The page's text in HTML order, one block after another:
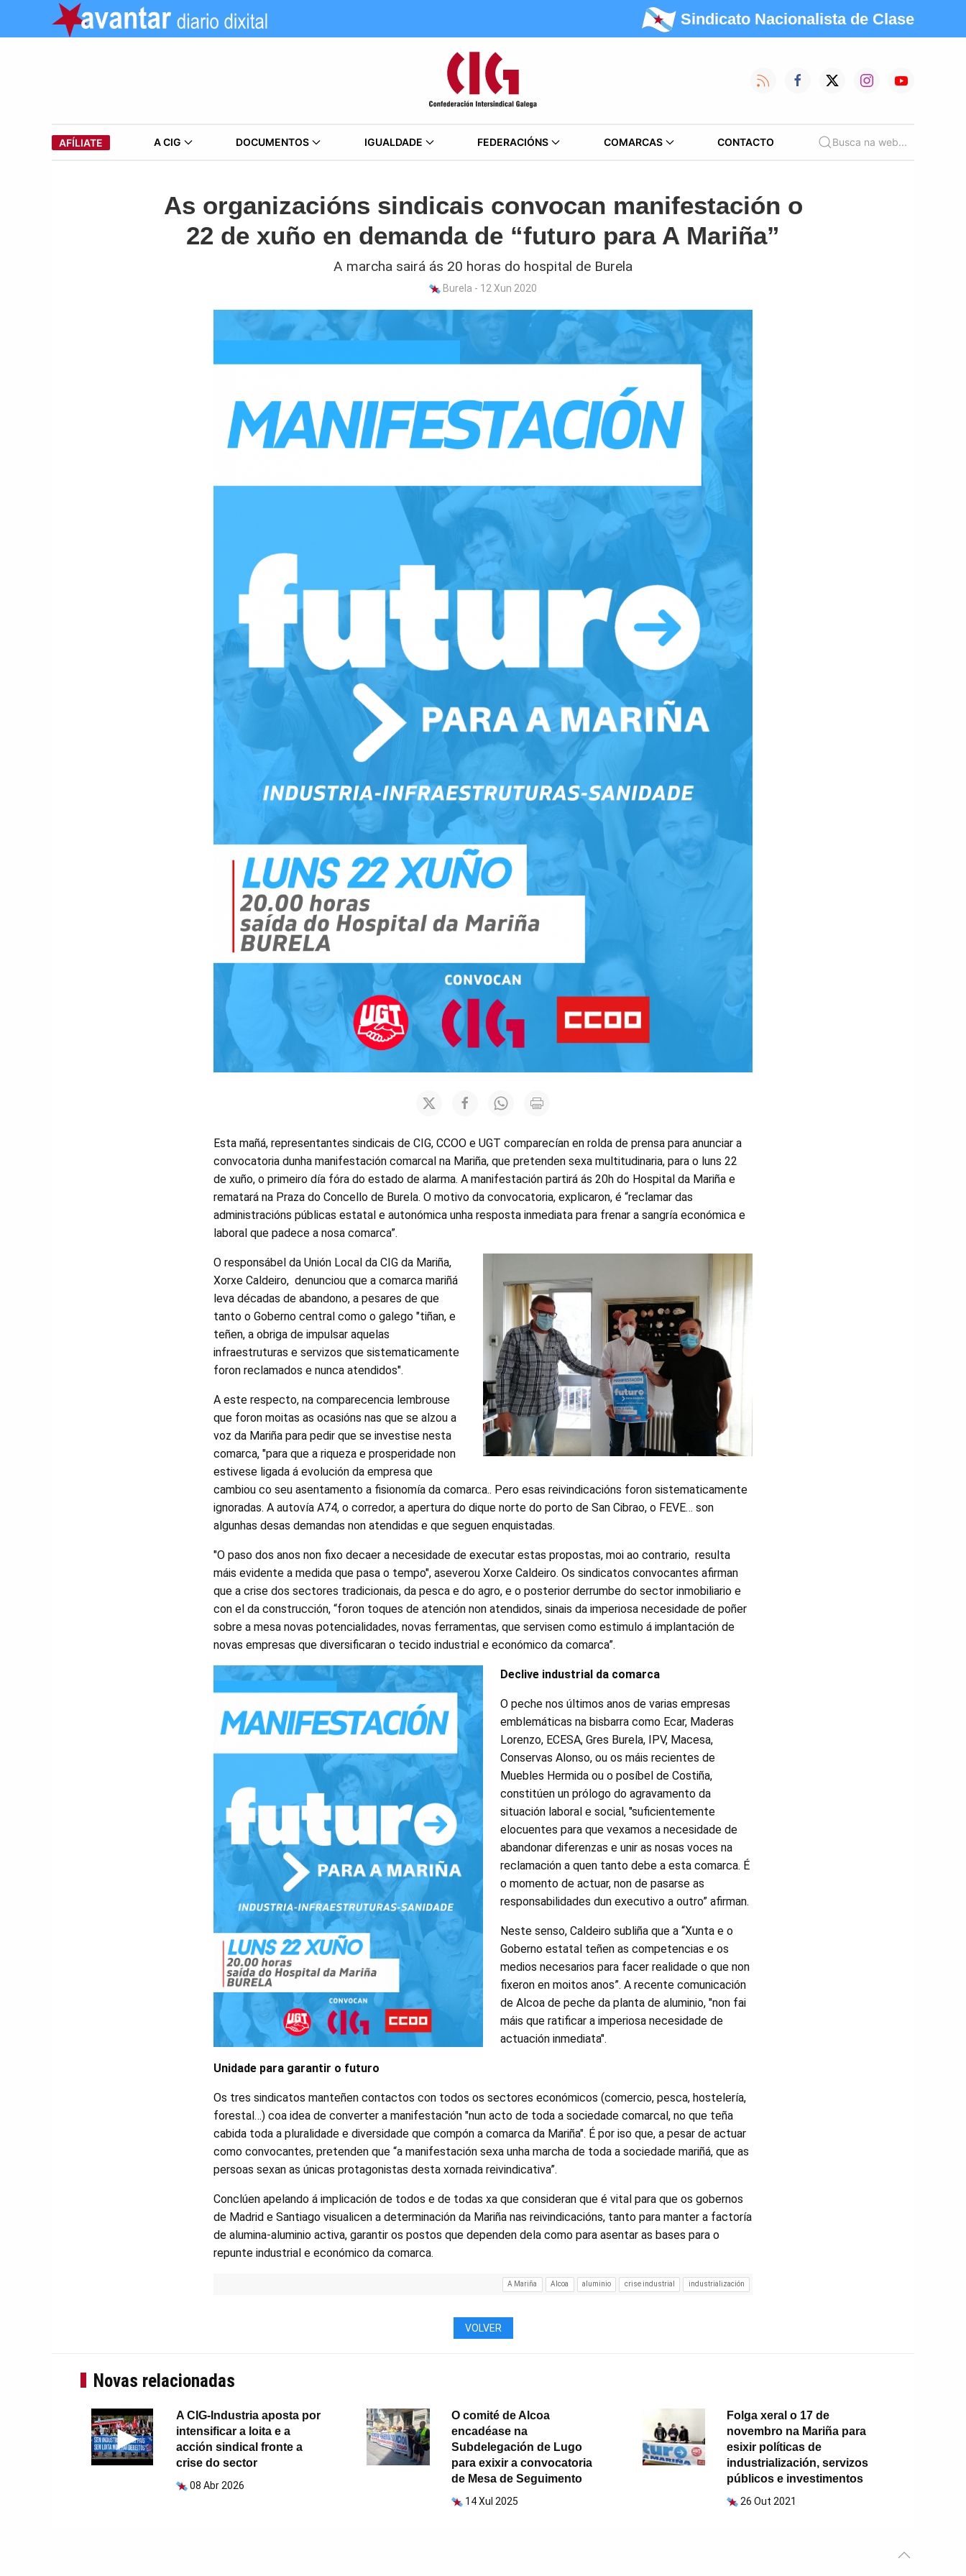
Sindicato Nacionalista de Clase
AFÍLIATE A CIG DOCUMENTOS IGUALDADE FEDERACIÓNS COMARCAS CONTACTO Busca na web...
As organizacións sindicais convocan manifestación o
22 de xuño en demanda de “futuro para A Mariña”
A marcha sairá ás 20 horas do hospital de Burela
Burela - 12 Xun 2020
Esta mañá, representantes sindicais de CIG, CCOO e UGT comparecían en rolda de prensa para anunciar a
convocatoria dunha manifestación comarcal na Mariña, que pretenden sexa multitudinaria, para o luns 22
de xuño, o primeiro día fóra do estado de alarma. A manifestación partirá ás 20h do Hospital da Mariña e
rematará na Praza do Concello de Burela. O motivo da convocatoria, explicaron, é “reclamar das
administracións públicas estatal e autonómica unha resposta inmediata para frenar a sangría económica e
laboral que padece a nosa comarca”.
O responsábel da Unión Local da CIG da Mariña,
Xorxe Caldeiro, denunciou que a comarca mariñá
leva décadas de abandono, a pesares de que
tanto o Goberno central como o galego "tiñan, e
teñen, a obriga de impulsar aquelas
infraestruturas e servizos que sistematicamente
foron reclamados e nunca atendidos".
A este respecto, na comparecencia lembrouse
que foron moitas as ocasións nas que se alzou a
voz da Mariña para pedir que se investise nesta
comarca, "para que a riqueza e prosperidade non
estivese ligada á evolución da empresa que
cambiou co seu asentamento a fisionomía da comarca.. Pero esas reivindicacións foron sistematicamente
ignoradas. A autovía A74, o corredor, a apertura do dique norte do porto de San Cibrao, o FEVE… son
algunhas desas demandas non atendidas e que seguen enquistadas.
"O paso dos anos non fixo decaer a necesidade de executar estas propostas, moi ao contrario, resulta
máis evidente a medida que pasa o tempo", aseverou Xorxe Caldeiro. Os sindicatos convocantes afirman
que a crise dos sectores tradicionais, da pesca e do agro, e o posterior derrumbe do sector inmobiliario e
con el da construcción, “foron toques de atención non atendidos, sinais da imperiosa necesidade de poñer
sobre a mesa novas potencialidades, novas ferramentas, que servisen como estimulo á implantación de
novas empresas que diversificaran o tecido industrial e económico da comarca”.
Declive industrial da comarca
O peche nos últimos anos de varias empresas
emblemáticas na bisbarra como Ecar, Maderas
Lorenzo, ECESA, Gres Burela, IPV, Macesa,
Conservas Alonso, ou os máis recientes de
Muebles Hermida ou o posíbel de Costiña,
constitúen un prólogo do agravamento da
situación laboral e social, "suficientemente
elocuentes para que vexamos a necesidade de
abandonar diferenzas e unir as nosas voces na
reclamación a quen tanto debe a esta comarca. É
o momento de actuar, non de pasarse as
responsabilidades dun executivo a outro” afirman.
Neste senso, Caldeiro subliña que a “Xunta e o
Goberno estatal teñen as competencias e os
medios necesarios para facer realidade o que non
fixeron en moitos anos”. A recente comunicación
de Alcoa de peche da planta de aluminio, "non fai
máis que ratificar a imperiosa necesidade de
actuación inmediata".
Unidade para garantir o futuro
Os tres sindicatos manteñen contactos con todos os sectores económicos (comercio, pesca, hostelería,
forestal…) coa idea de converter a manifestación "nun acto de toda a sociedade comarcal, no que teña
cabida toda a pluralidade e diversidade que compón a comarca da Mariña". É por iso que, a pesar de actuar
como convocantes, pretenden que “a manifestación sexa unha marcha de toda a sociedade mariñá, que as
persoas sexan as únicas protagonistas desta xornada reivindicativa”.
Conclúen apelando á implicación de todos e de todas xa que consideran que é vital para que os gobernos
de Madrid e Santiago visualicen a determinación da Mariña nas reivindicacións, tanto para manter a factoría
de alumina-aluminio activa, garantir os postos que dependen dela como para asentar as bases para o
repunte industrial e económico da comarca.
A Mariña Alcoa aluminio crise industrial industrialización
VOLVER
Novas relacionadas
A CIG-Industria aposta por
intensificar a loita e a
acción sindical fronte a
crise do sector
08 Abr 2026
O comité de Alcoa
encadéase na
Subdelegación de Lugo
para exixir a convocatoria
de Mesa de Seguimento
14 Xul 2025
Folga xeral o 17 de
novembro na Mariña para
esixir políticas de
industrialización, servizos
públicos e investimentos
26 Out 2021